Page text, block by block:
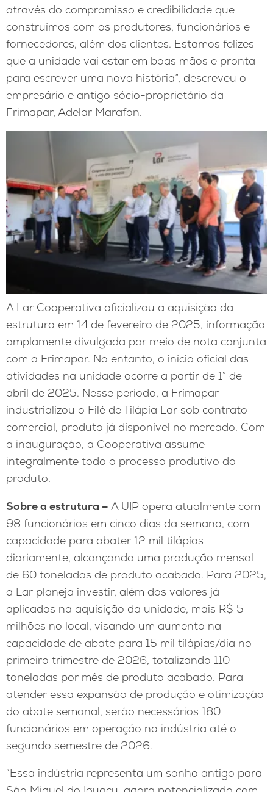
através do compromisso e credibilidade que
construímos com os produtores, funcionários e
fornecedores, além dos clientes. Estamos felizes
que a unidade vai estar em boas mãos e pronta
para escrever uma nova história”, descreveu o
empresário e antigo sócio-proprietário da
Frimapar, Adelar Marafon.
A Lar Cooperativa oficializou a aquisição da
estrutura em 14 de fevereiro de 2025, informação
amplamente divulgada por meio de nota conjunta
com a Frimapar. No entanto, o início oficial das
atividades na unidade ocorre a partir de 1° de
abril de 2025. Nesse período, a Frimapar
industrializou o Filé de Tilápia Lar sob contrato
comercial, produto já disponível no mercado. Com
a inauguração, a Cooperativa assume
integralmente todo o processo produtivo do
produto.
Sobre a estrutura – A UIP opera atualmente com
98 funcionários em cinco dias da semana, com
capacidade para abater 12 mil tilápias
diariamente, alcançando uma produção mensal
de 60 toneladas de produto acabado. Para 2025,
a Lar planeja investir, além dos valores já
aplicados na aquisição da unidade, mais R$ 5
milhões no local, visando um aumento na
capacidade de abate para 15 mil tilápias/dia no
primeiro trimestre de 2026, totalizando 110
toneladas por mês de produto acabado. Para
atender essa expansão de produção e otimização
do abate semanal, serão necessários 180
funcionários em operação na indústria até o
segundo semestre de 2026.
“Essa indústria representa um sonho antigo para